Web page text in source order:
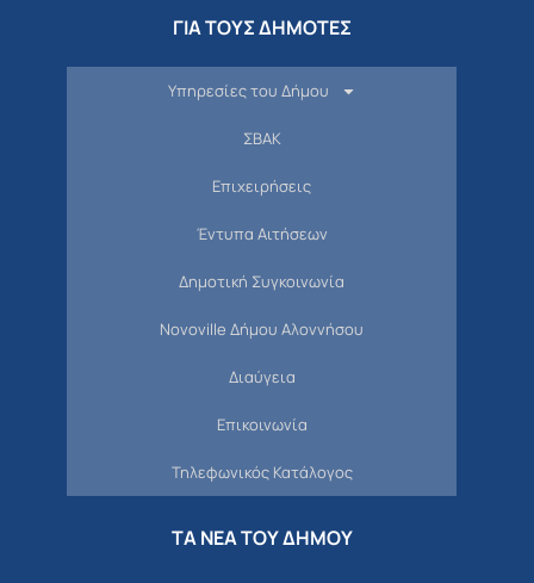
ΓΙΑ ΤΟΥΣ ΔΗΜΟΤΕΣ
Υπηρεσίες του Δήμου
ΣΒΑΚ
Επιχειρήσεις
Έντυπα Αιτήσεων
Δημοτική Συγκοινωνία
Novoville Δήμου Αλοννήσου
Διαύγεια
Επικοινωνία
Τηλεφωνικός Κατάλογος
ΤΑ ΝΕΑ ΤΟΥ ΔΗΜΟΥ